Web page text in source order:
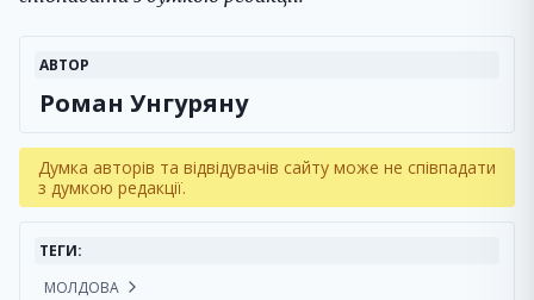
АВТОР
Роман Унгуряну
Думка авторів та відвідувачів сайту може не співпадати
з думкою редакції.
ТЕГИ:
МОЛДОВА